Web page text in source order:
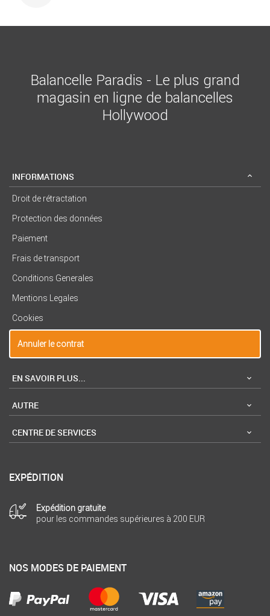
Balancelle Paradis - Le plus grand
magasin en ligne de balancelles
Hollywood
INFORMATIONS
Droit de rétractation
Protection des données
Paiement
Frais de transport
Conditions Generales
Mentions Legales
Cookies
Annuler le contrat
EN SAVOIR PLUS...
AUTRE
CENTRE DE SERVICES
EXPÉDITION
Expédition gratuite
pour les commandes supérieures à 200 EUR
NOS MODES DE PAIEMENT